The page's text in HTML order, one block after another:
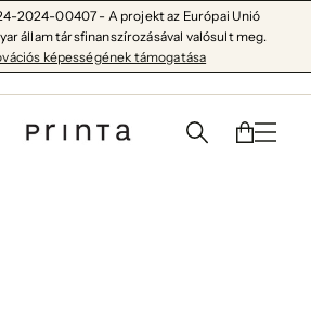
24-2024-00407 - A projekt az Európai Unió
állam társfinanszírozásával valósult meg.
képességének támogatása